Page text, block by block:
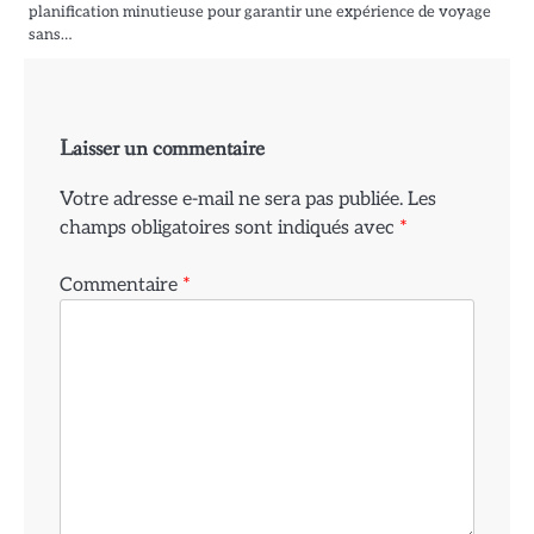
planification minutieuse pour garantir une expérience de voyage
sans…
Laisser un commentaire
Votre adresse e-mail ne sera pas publiée. Les
champs obligatoires sont indiqués avec *
Commentaire *